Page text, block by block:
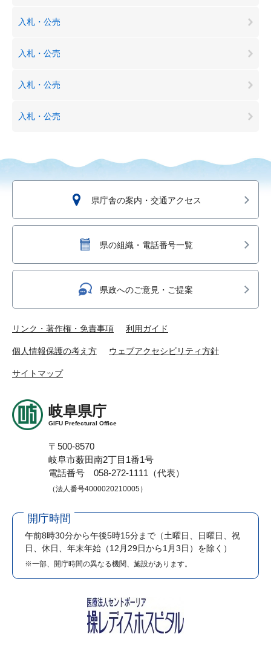
入札・公売
入札・公売
入札・公売
入札・公売
県庁舎の案内・交通アクセス
県の組織・電話番号一覧
県政へのご意見・ご提案
リンク・著作権・免責事項 利用ガイド
個人情報保護の考え方 ウェブアクセシビリティ方針
サイトマップ
岐阜県庁
GIFU Prefectural Office
〒500-8570
岐阜市薮田南2丁目1番1号
電話番号 058-272-1111（代表）
（法人番号4000020210005）
開庁時間
午前8時30分から午後5時15分まで （土曜日、日曜日、祝
日、休日、年末年始（12月29日から1月3日）を除く）
※一部、開庁時間の異なる機関、施設があります。